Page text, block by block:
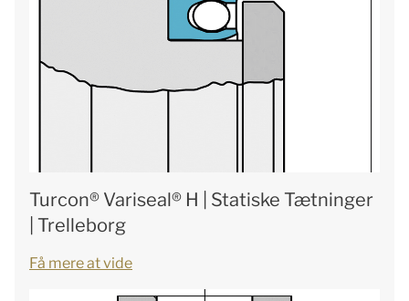
Turcon® Variseal® H | Statiske Tætninger
| Trelleborg
Få mere at vide